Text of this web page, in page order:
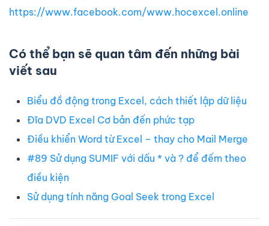
https://www.facebook.com/www.hocexcel.online
Có thể bạn sẽ quan tâm đến những bài
viết sau
Biểu đồ động trong Excel, cách thiết lập dữ liệu
Đĩa DVD Excel Cơ bản đến phức tạp
Điều khiển Word từ Excel – thay cho Mail Merge
#89 Sử dụng SUMIF với dấu * và ? để đếm theo
điều kiện
Sử dụng tính năng Goal Seek trong Excel